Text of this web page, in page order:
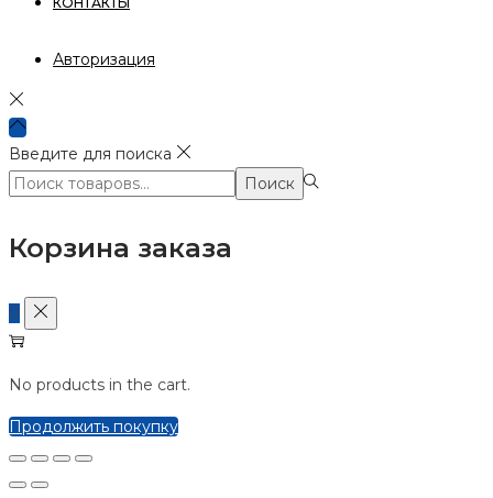
Авторизация
Введите для поиска
Поиск:>
Поиск
Корзина заказа
0
No products in the cart.
Продолжить покупку